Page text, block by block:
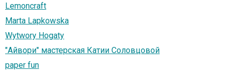
Lemoncraft
Marta Lapkowska
Wytwory Hogaty
"Айвори" мастерская Катии Соловцовой
paper fun